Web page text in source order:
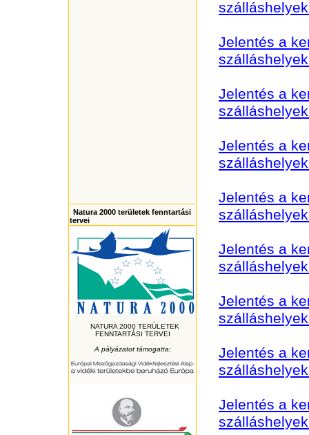
Natura 2000 területek fenntartási
tervei
NATURA 2000 TERÜLETEK
FENNTARTÁSI TERVEI
A pályázatot támogatta:
Jelentés a
Jelentés a
Jelentés a
Jelentés a
Jelentés a
Jelentés a
Jelentés a
Jelentés a